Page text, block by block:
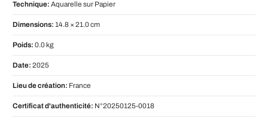
Technique: Aquarelle sur Papier
Dimensions: 14.8 × 21.0 cm
Poids: 0.0 kg
Date: 2025
Lieu de création: France
Certificat d'authenticité: N°20250125-0018